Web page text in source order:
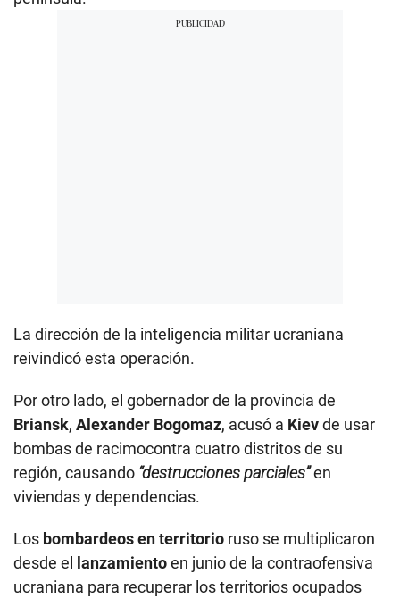
La dirección de la inteligencia militar ucraniana
reivindicó esta operación.
Por otro lado, el gobernador de la provincia de
Briansk, Alexander Bogomaz, acusó a Kievde usar
bombas de racimocontra cuatro distritos de su
región, causando “destrucciones parciales”en
viviendas y dependencias.
Los bombardeos en territorio ruso se multiplicaron
desde el
lanzamientoen junio de la contraofensiva
ucraniana para recuperar los territorios ocupados